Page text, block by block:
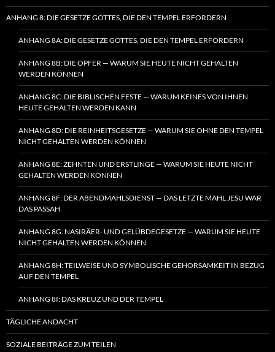
ANHANG 8: DIE GESETZE GOTTES, DIE DEN TEMPEL ERFORDERN
ANHANG 8A: DIE GESETZE GOTTES, DIE DEN TEMPEL ERFORDERN
ANHANG 8B: DIE OPFER — WARUM SIE HEUTE NICHT GEHALTEN
WERDEN KÖNNEN
ANHANG 8C: DIE BIBLISCHEN FESTE — WARUM KEINES VON IHNEN
HEUTE GEHALTEN WERDEN KANN
ANHANG 8D: DIE REINHEITSGESETZE — WARUM SIE OHNE DEN TEMPEL
NICHT GEHALTEN WERDEN KÖNNEN
ANHANG 8E: ZEHNTEN UND ERSTLINGE — WARUM SIE HEUTE NICHT
GEHALTEN WERDEN KÖNNEN
ANHANG 8F: DER ABENDMAHLSDIENST — DAS LETZTE MAHL JESU WAR
DAS PASSAH
ANHANG 8G: NASIRÄER- UND GELÜBDEGESETZE — WARUM SIE HEUTE
NICHT GEHALTEN WERDEN KÖNNEN
ANHANG 8H: TEILWEISE UND SYMBOLISCHE GEHORSAMKEIT IN BEZUG
AUF DEN TEMPEL
ANHANG 8I: DAS KREUZ UND DER TEMPEL
TÄGLICHE ANDACHT
SOZIALE BEITRÄGE ZUM TEILEN